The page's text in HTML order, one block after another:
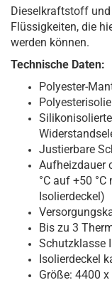
Dieselkraftstoff
Flüssigkeiten, die
werden können.
Technische Daten:
Polyester-
Justierbare
Aufheizdauer
°C auf +50
Isolierdeckel)
Bis zu 3
Schutzklasse
Isolierdeckel
Größe: 4400